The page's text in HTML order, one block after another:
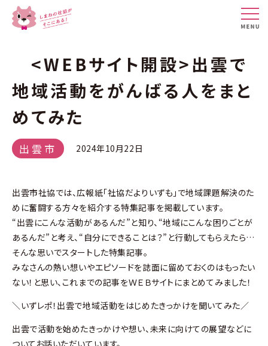
<WEBサイト開設>出雲で
地域活動をがんばる人をまと
めてみた
出雲市 2024年10月22日
出雲市社協では、広報紙「社協だよりいずも」で地域課題解決のた
めに奮闘する方々を紹介する特集記事を掲載しています。
“出雲にこんな活動があるんだ”と知り、“地域にこんな困りごとが
あるんだ”と考え、“自分にできることは？”と行動してもらえたら…
そんな思いでスタートした特集記事。
みなさんの熱い想いやエピソードを誌面に留めておくのはもったい
ない！と思い、これまでの記事をＷＥＢサイトにまとめてみました！
＼いずレポ！出雲で地域活動をはじめたきっかけを聞いてみた／
出雲で活動を始めたきっかけや想い、未来に向けての展望などに
ついてお話いただいています。